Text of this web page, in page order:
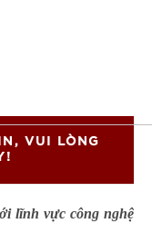
VUI LÒNG
lĩnh vực công nghệ